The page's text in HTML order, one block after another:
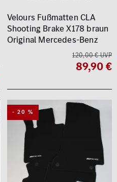
Velours Fußmatten CLA
Shooting Brake X178 braun
Original Mercedes-Benz
120,00 € UVP
89,90 €
- 20 %